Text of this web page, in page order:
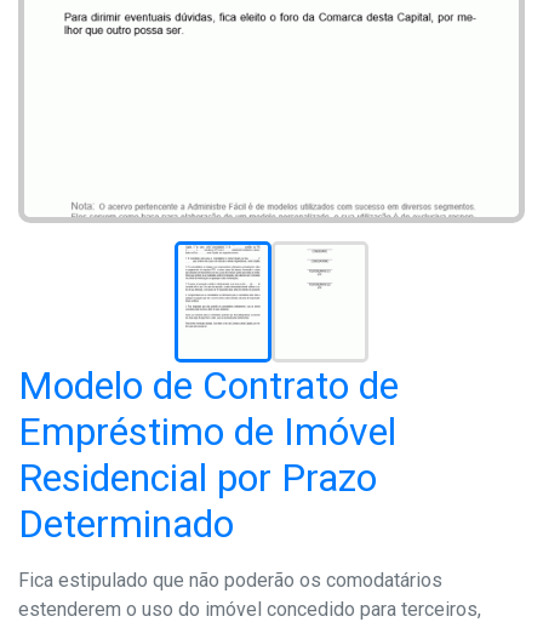
Modelo de Contrato de
Empréstimo de Imóvel
Residencial por Prazo
Determinado
Fica estipulado que não poderão os comodatários
estenderem o uso do imóvel concedido para terceiros,